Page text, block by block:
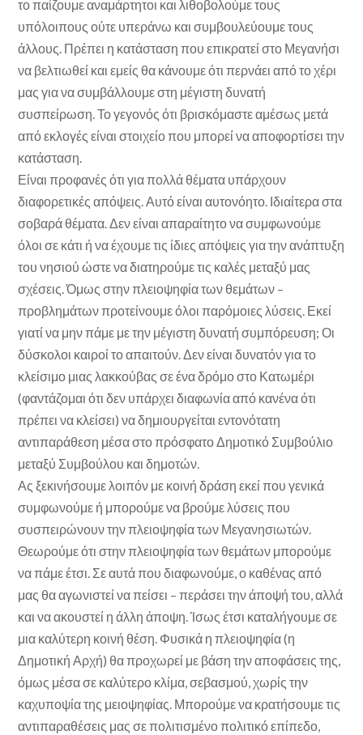
το παίζουμε αναμάρτητοι και λιθοβολούμε τους
υπόλοιπους ούτε υπεράνω και συμβουλεύουμε τους
άλλους. Πρέπει η κατάσταση που επικρατεί στο Μεγανήσι
να βελτιωθεί και εμείς θα κάνουμε ότι περνάει από το χέρι
μας για να συμβάλλουμε στη μέγιστη δυνατή
συσπείρωση. Το γεγονός ότι βρισκόμαστε αμέσως μετά
από εκλογές είναι στοιχείο που μπορεί να αποφορτίσει την
κατάσταση.
Είναι προφανές ότι για πολλά θέματα υπάρχουν
διαφορετικές απόψεις. Αυτό είναι αυτονόητο. Ιδιαίτερα στα
σοβαρά θέματα. Δεν είναι απαραίτητο να συμφωνούμε
όλοι σε κάτι ή να έχουμε τις ίδιες απόψεις για την ανάπτυξη
του νησιού ώστε να διατηρούμε τις καλές μεταξύ μας
σχέσεις. Όμως στην πλειοψηφία των θεμάτων –
προβλημάτων προτείνουμε όλοι παρόμοιες λύσεις. Εκεί
γιατί να μην πάμε με την μέγιστη δυνατή συμπόρευση; Οι
δύσκολοι καιροί το απαιτούν. Δεν είναι δυνατόν για το
κλείσιμο μιας λακκούβας σε ένα δρόμο στο Κατωμέρι
(φαντάζομαι ότι δεν υπάρχει διαφωνία από κανένα ότι
πρέπει να κλείσει) να δημιουργείται εντονότατη
αντιπαράθεση μέσα στο πρόσφατο Δημοτικό Συμβούλιο
μεταξύ Συμβούλου και δημοτών.
Ας ξεκινήσουμε λοιπόν με κοινή δράση εκεί που γενικά
συμφωνούμε ή μπορούμε να βρούμε λύσεις που
συσπειρώνουν την πλειοψηφία των Μεγανησιωτών.
Θεωρούμε ότι στην πλειοψηφία των θεμάτων μπορούμε
να πάμε έτσι. Σε αυτά που διαφωνούμε, ο καθένας από
μας θα αγωνιστεί να πείσει – περάσει την άποψή του, αλλά
και να ακουστεί η άλλη άποψη. Ίσως έτσι καταλήγουμε σε
μια καλύτερη κοινή θέση. Φυσικά η πλειοψηφία (η
Δημοτική Αρχή) θα προχωρεί με βάση την αποφάσεις της,
όμως μέσα σε καλύτερο κλίμα, σεβασμού, χωρίς την
καχυποψία της μειοψηφίας. Μπορούμε να κρατήσουμε τις
αντιπαραθέσεις μας σε πολιτισμένο πολιτικό επίπεδο,